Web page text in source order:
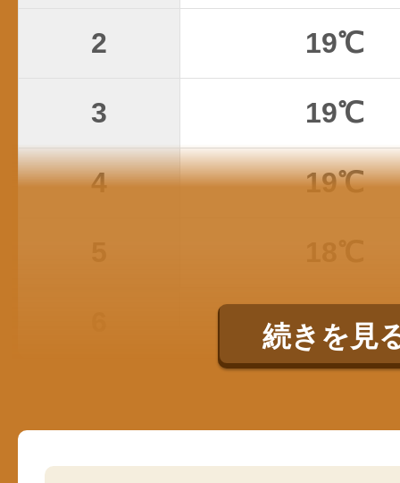
2 19℃
3 19℃
4 19℃
18℃
続きを見